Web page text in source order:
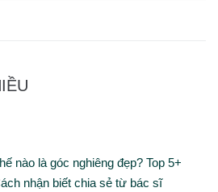
nào là góc nghiêng đẹp? Top 5+
nhận biết chia sẻ từ bác sĩ